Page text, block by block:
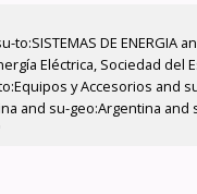
DE ENERGIA
Eléctrica, Sociedad del
y Accesorios and
and su-geo:Argentina